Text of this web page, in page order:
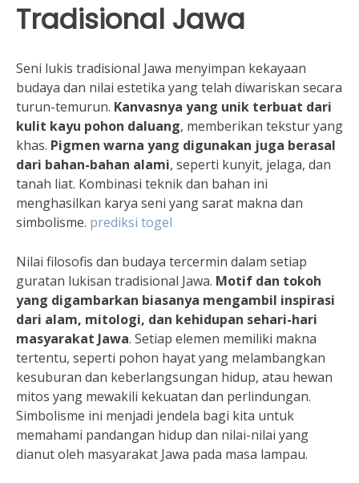
Tradisional Jawa
Seni lukis tradisional Jawa menyimpan kekayaan
budaya dan nilai estetika yang telah diwariskan secara
turun-temurun. Kanvasnya yang unik terbuat dari
kulit kayu pohon daluang, memberikan tekstur yang
khas. Pigmen warna yang digunakan juga berasal
dari bahan-bahan alami, seperti kunyit, jelaga, dan
tanah liat. Kombinasi teknik dan bahan ini
menghasilkan karya seni yang sarat makna dan
simbolisme. prediksi togel
Nilai filosofis dan budaya tercermin dalam setiap
guratan lukisan tradisional Jawa. Motif dan tokoh
yang digambarkan biasanya mengambil inspirasi
dari alam, mitologi, dan kehidupan sehari-hari
masyarakat Jawa. Setiap elemen memiliki makna
tertentu, seperti pohon hayat yang melambangkan
kesuburan dan keberlangsungan hidup, atau hewan
mitos yang mewakili kekuatan dan perlindungan.
Simbolisme ini menjadi jendela bagi kita untuk
memahami pandangan hidup dan nilai-nilai yang
dianut oleh masyarakat Jawa pada masa lampau.